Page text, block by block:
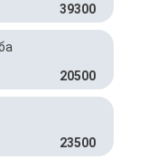
39300
20500
23500